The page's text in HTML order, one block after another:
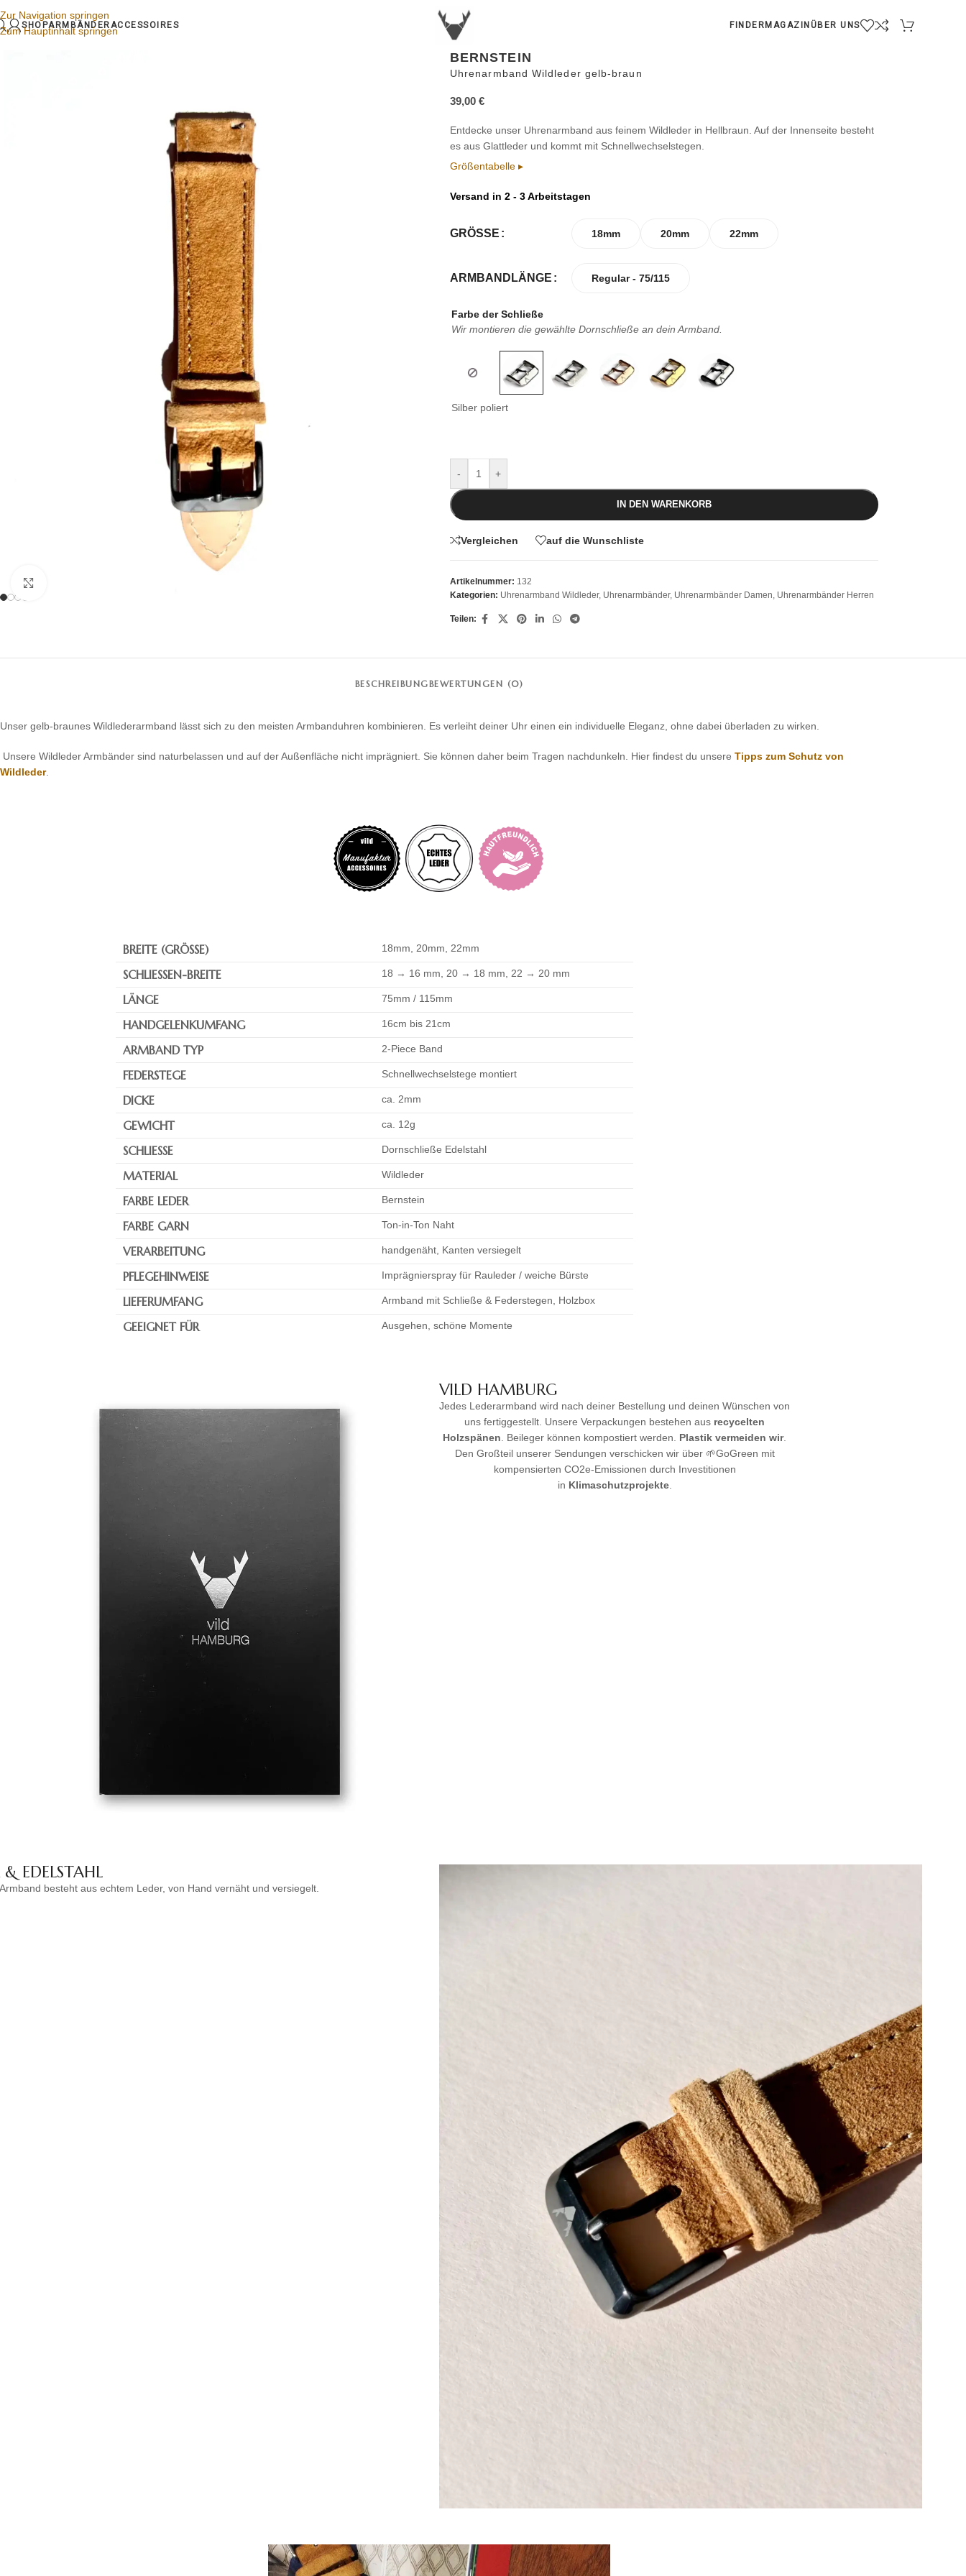
Zur Navigation springen
Zum Hauptinhalt springen
SHOPARMBÄNDERACCESSOIRES FINDER MAGAZIN ÜBER UNS
BERNSTEIN
Uhrenarmband Wildleder gelb-braun
39,00 €
Entdecke unser Uhrenarmband aus feinem Wildleder in Hellbraun. Auf der Innenseite besteht
es aus Glattleder und kommt mit Schnellwechselstegen.
Größentabelle ▸
Versand in 2 - 3 Arbeitstagen
GRÖSSE 18mm 20mm 22mm
ARMBANDLÄNGE Regular - 75/115
Farbe der Schließe
Wir montieren die gewählte Dornschließe an dein Armband.
Silber poliert
- +
IN DEN WARENKORB
Vergleichen auf die Wunschliste
Artikelnummer: 132
Kategorien: Uhrenarmband Wildleder, Uhrenarmbänder, Uhrenarmbänder Damen, Uhrenarmbänder Herren
Teilen:
BESCHREIBUNG BEWERTUNGEN (0)
Unser gelb-braunes Wildlederarmband lässt sich zu den meisten Armbanduhren kombinieren. Es verleiht deiner Uhr einen ein individuelle Eleganz, ohne dabei überladen zu wirken.
Unsere Wildleder Armbänder sind naturbelassen und auf der Außenfläche nicht imprägniert. Sie können daher beim Tragen nachdunkeln. Hier findest du unsere Tipps zum Schutz von
Wildleder.
BREITE (GRÖSSE) 18mm, 20mm, 22mm
SCHLIESSEN-BREITE 18 → 16 mm, 20 → 18 mm, 22 → 20 mm
LÄNGE 75mm / 115mm
HANDGELENKUMFANG 16cm bis 21cm
ARMBAND TYP 2-Piece Band
FEDERSTEGE Schnellwechselstege montiert
DICKE ca. 2mm
GEWICHT ca. 12g
SCHLIESSE Dornschließe Edelstahl
MATERIAL Wildleder
FARBE LEDER Bernstein
FARBE GARN Ton-in-Ton Naht
VERARBEITUNG handgenäht, Kanten versiegelt
PFLEGEHINWEISE Imprägnierspray für Rauleder / weiche Bürste
LIEFERUMFANG Armband mit Schließe & Federstegen, Holzbox
GEEIGNET FÜR Ausgehen, schöne Momente
VILD HAMBURG
Jedes Lederarmband wird nach deiner Bestellung und deinen Wünschen von
uns fertiggestellt. Unsere Verpackungen bestehen aus recycelten
Holzspänen. Beileger können kompostiert werden. Plastik vermeiden wir.
Den Großteil unserer Sendungen verschicken wir über 🌱GoGreen mit
kompensierten CO2e-Emissionen durch Investitionen
in Klimaschutzprojekte.
& EDELSTAHL
besteht aus echtem Leder, von Hand vernäht und versiegelt.